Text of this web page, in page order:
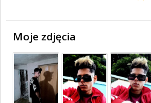
Moje zdjęcia